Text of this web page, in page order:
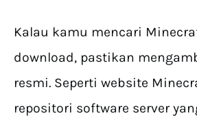
Kalau kamu mencari
download, pastikan
resmi. Seperti website
repositori software server